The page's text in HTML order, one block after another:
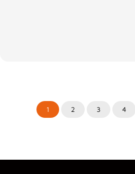
1 2 3 4